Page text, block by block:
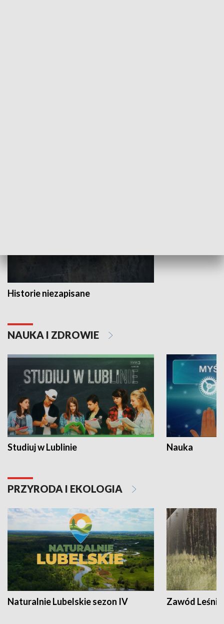
Historie niezapisane
NAUKA I ZDROWIE
Studiuj w Lublinie Nauka
PRZYRODA I EKOLOGIA
Naturalnie Lubelskie sezon IV Zawód Leśnik